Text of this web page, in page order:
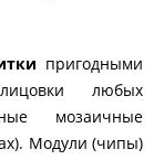
пригодными
любых
мозаичные
Модули (чипы)